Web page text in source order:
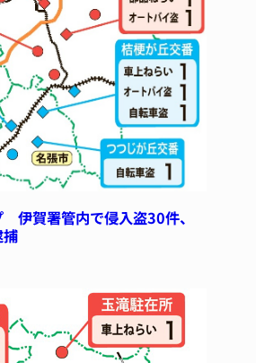
伊賀署管内で侵入盗30件、